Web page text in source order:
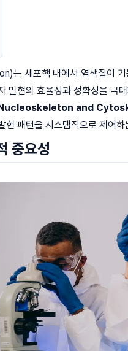
세포핵 내에서 염색질이 기
발현의 효율성과 정확성을 극
and
패턴을 시스템적으로 제어
중요성